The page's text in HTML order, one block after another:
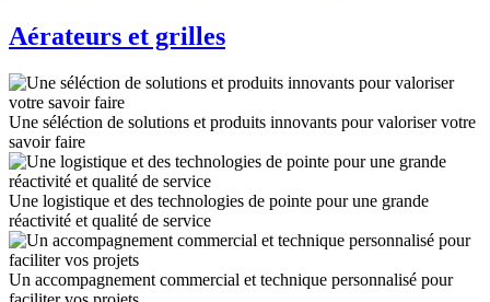
Aérateurs et grilles
Une séléction de solutions et produits innovants pour valoriser votre
savoir faire
Une logistique et des technologies de pointe pour une grande
réactivité et qualité de service
Un accompagnement commercial et technique personnalisé pour